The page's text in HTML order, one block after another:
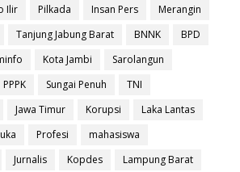
Ilir Pilkada Insan Pers
Merangin
Tanjung Jabung Barat BNNK
BPD
Kota Jambi
Sarolangun
PPPK Sungai Penuh
TNI
Jawa Timur Korupsi
Laka Lantas
Profesi
mahasiswa
Jurnalis Kopdes
Lampung Barat